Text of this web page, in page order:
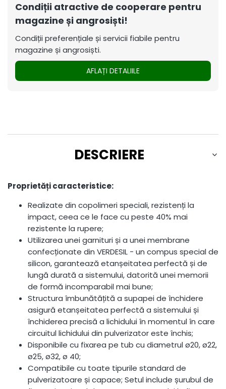
Condiții atractive de cooperare pentru
magazine și angrosiști!
Condiții preferențiale și servicii fiabile pentru
magazine și angrosiști.
AFLAȚI DETALIILE
DESCRIERE
Proprietăți caracteristice:
Realizate din copolimeri speciali, rezistenți la
impact, ceea ce le face cu peste 40% mai
rezistente la rupere;
Utilizarea unei garnituri și a unei membrane
confecționate din VERDESIL - un compus special de
silicon, garantează etanșeitatea perfectă și de
lungă durată a sistemului, datorită unei memorii
de formă incomparabil mai bune;
Structura îmbunătățită a supapei de închidere
asigură etanșeitatea perfectă a sistemului și
închiderea precisă a lichidului în momentul în care
circuitul lichidului din pulverizator este închis;
Disponibile cu fixarea pe tub cu diametrul ø20, ø22,
ø25, ø32, ø 40;
Compatibile cu toate tipurile standard de
pulverizatoare și capace; Setul include șurubul de